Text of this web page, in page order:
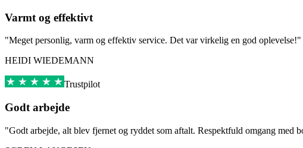
Varmt og effektivt
"Meget personlig, varm og effektiv service. Det var virkelig en god oplevelse!"
HEIDI WIEDEMANN
Trustpilot
Godt arbejde
"Godt arbejde, alt blev fjernet og ryddet som aftalt. Respektfuld omgang med